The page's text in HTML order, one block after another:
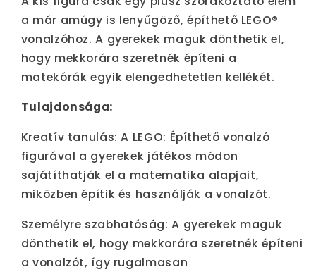
a már amúgy is lenyűgöző, építhető LEGO®
vonalzóhoz. A gyerekek maguk dönthetik el,
hogy mekkorára szeretnék építeni a
matekórák egyik elengedhetetlen kellékét.
Tulajdonsága:
Kreatív tanulás: A LEGO: Építhető vonalzó
figurával a gyerekek játékos módon
sajátíthatják el a matematika alapjait,
miközben építik és használják a vonalzót.
Személyre szabhatóság: A gyerekek maguk
dönthetik el, hogy mekkorára szeretnék építeni
a vonalzót, így rugalmasan